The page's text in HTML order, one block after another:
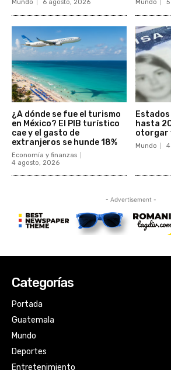
Categorías
Portada
Guatemala
Mundo
Deportes
Entretenimiento